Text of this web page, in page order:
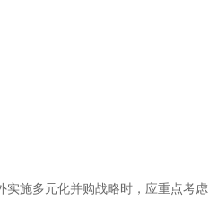
实施多元化并购战略时，应重点考虑